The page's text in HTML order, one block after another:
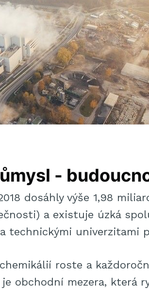
-
dosáhly výše 1,98
a existuje úzká
technickými univerzitami
roste a
obchodní mezera, která